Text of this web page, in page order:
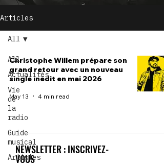
Articles
All
Actualités
Vie
de
la
radio
Guide
musical
Artistes
All
Christophe Willem prépare son
grand retour avec un nouveau
single inédit en mai 2026
May 13 4 min read
NEWSLETTER : INSCRIVEZ-
VOUS